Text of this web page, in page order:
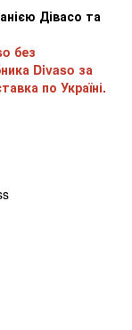
Дівасо та
без
Divaso за
по Україні.